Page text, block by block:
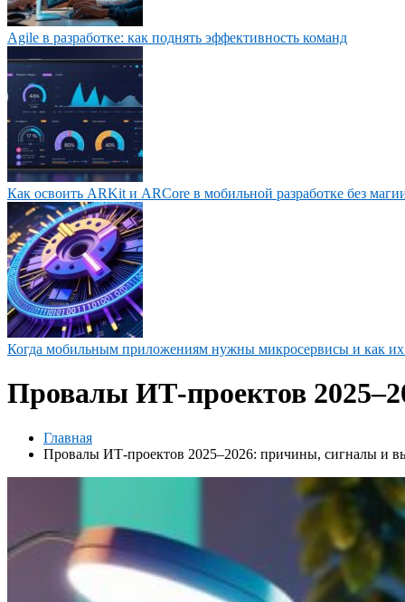
Agile в разработке: как поднять эффективность команд
Как освоить ARKit и ARCore в мобильной разработке без
Когда мобильным приложениям нужны микросервисы и как их
Провалы ИТ‑проектов
Главная
Провалы ИТ‑проектов 2025–2026: причины, сигналы и